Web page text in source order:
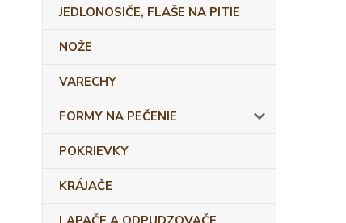
JEDLONOSIČE, FLAŠE NA PITIE
NOŽE
VARECHY
FORMY NA PEČENIE
POKRIEVKY
KRÁJAČE